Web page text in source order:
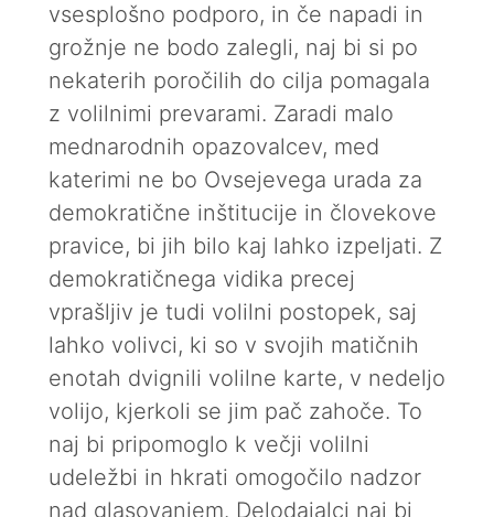
vsesplošno podporo, in če napadi in
grožnje ne bodo zalegli, naj bi si po
nekaterih poročilih do cilja pomagala
z volilnimi prevarami. Zaradi malo
mednarodnih opazovalcev, med
katerimi ne bo Ovsejevega urada za
demokratične inštitucije in človekove
pravice, bi jih bilo kaj lahko izpeljati. Z
demokratičnega vidika precej
vprašljiv je tudi volilni postopek, saj
lahko volivci, ki so v svojih matičnih
enotah dvignili volilne karte, v nedeljo
volijo, kjerkoli se jim pač zahoče. To
naj bi pripomoglo k večji volilni
udeležbi in hkrati omogočilo nadzor
nad glasovanjem. Delodajalci naj bi